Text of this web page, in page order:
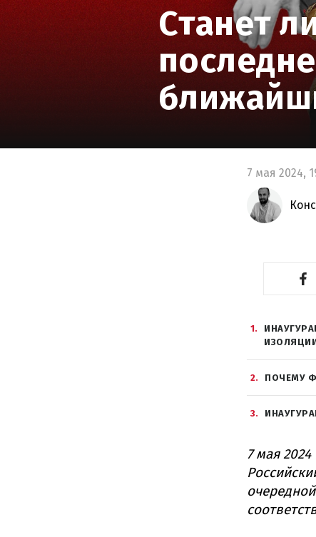
Станет
7 мая 2024,
1
2 ПОЧЕМУ
3
7 мая